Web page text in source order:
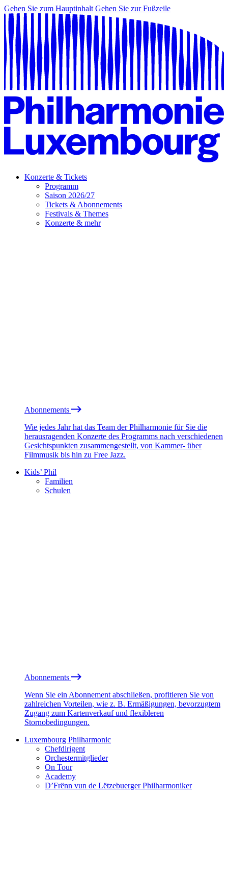
Gehen Sie zum Hauptinhalt Gehen Sie zur Fußzeile
Konzerte & Tickets
Programm
Saison 2026/27
Tickets & Abonnements
Festivals & Themes
Konzerte & mehr
Abonnements
Wie jedes Jahr hat das Team der Philharmonie für Sie die
herausragenden Konzerte des Programms nach verschiedenen
Gesichtspunkten zusammengestellt, von Kammer- über
Filmmusik bis hin zu Free Jazz.
Kids’ Phil
Familien
Schulen
Abonnements
Wenn Sie ein Abonnement abschließen, profitieren Sie von
zahlreichen Vorteilen, wie z. B. Ermäßigungen, bevorzugtem
Zugang zum Kartenverkauf und flexibleren
Stornobedingungen.
Luxembourg Philharmonic
Chefdirigent
Orchestermitglieder
On Tour
Academy
D’Frënn vun de Lëtzebuerger Philharmoniker